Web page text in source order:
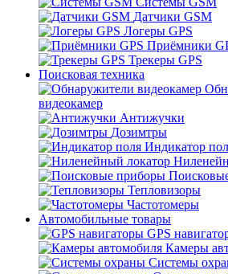
Датчики GSM
Логеры GPS
Приёмники
Трекеры GPS
Поисковая техника
видеокамер
Антижучки
Дозимтры
Индикатор
Тепловизоры
Частотомеры
Автомобильные товары
GPS
Камеры
Системы